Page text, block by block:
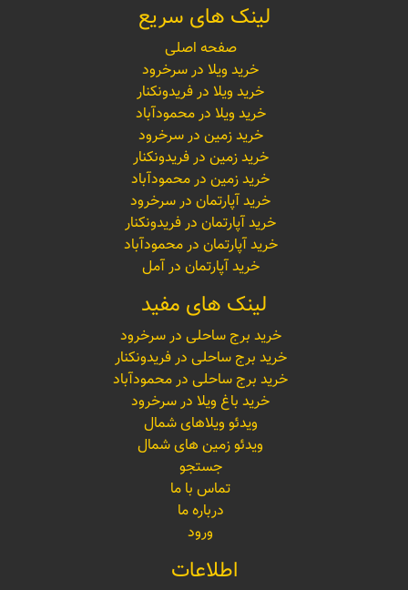
لینک های سریع
صفحه اصلی
خرید ویلا در سرخرود
خرید ویلا در فریدونکنار
خرید ویلا در محمودآباد
خرید زمین در سرخرود
خرید زمین در فریدونکنار
خرید زمین در محمودآباد
خرید آپارتمان در سرخرود
خرید آپارتمان در فریدونکنار
خرید آپارتمان در محمودآباد
خرید آپارتمان در آمل
لینک های مفید
خرید برج ساحلی در سرخرود
خرید برج ساحلی در فریدونکنار
خرید برج ساحلی در محمودآباد
خرید باغ ویلا در سرخرود
ویدئو ویلاهای شمال
ویدئو زمین های شمال
جستجو
تماس با ما
درباره ما
ورود
اطلاعات